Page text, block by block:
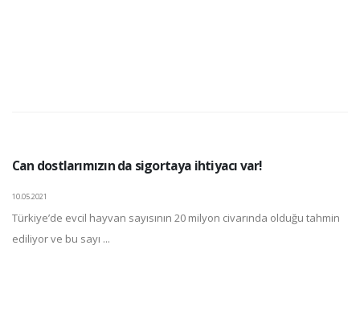
Can dostlarımızın da sigortaya ihtiyacı var!
10.05.2021
Türkiye’de evcil hayvan sayısının 20 milyon civarında olduğu tahmin
ediliyor ve bu sayı ...